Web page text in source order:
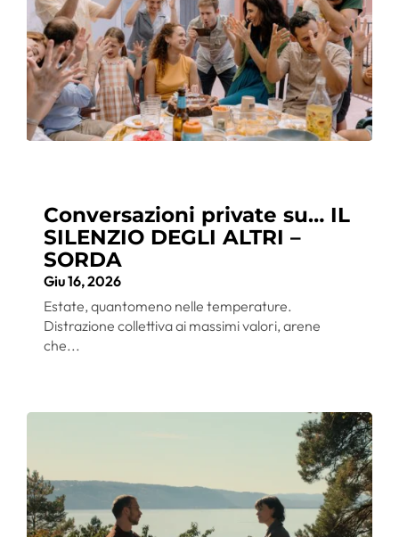
Conversazioni private su… IL
SILENZIO DEGLI ALTRI –
SORDA
Giu 16, 2026
Estate, quantomeno nelle temperature.
Distrazione collettiva ai massimi valori, arene
che...